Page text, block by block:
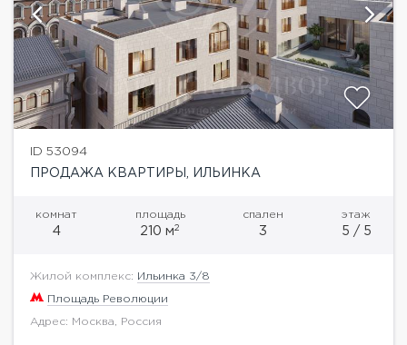
ID 53094
ПРОДАЖА КВАРТИРЫ, ИЛЬИНКА
комнат
4
площадь
210 м2
спален
3
этаж
5 / 5
Жилой комплекс: Ильинка 3/8
Площадь Революции
Адрес: Москва, Россия